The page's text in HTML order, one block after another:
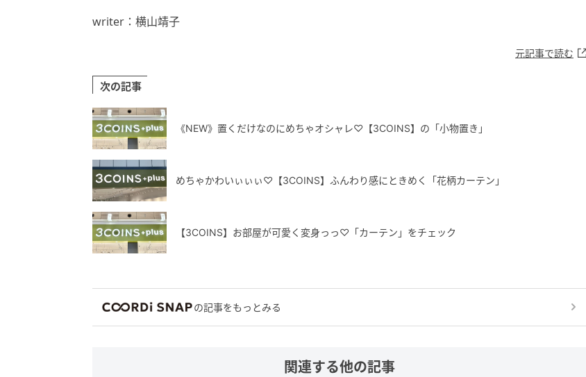
writer：横山靖子
元記事で読む
次の記事
《NEW》置くだけなのにめちゃオシャレ♡【3COINS】の「小物置き」
めちゃかわいぃぃぃ♡【3COINS】ふんわり感にときめく「花柄カーテン」
【3COINS】お部屋が可愛く変身っっ♡「カーテン」をチェック
の記事をもっとみる
関連する他の記事